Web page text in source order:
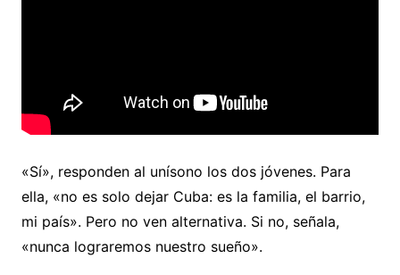
«Sí», responden al unísono los dos jóvenes. Para
ella, «no es solo dejar Cuba: es la familia, el barrio,
mi país». Pero no ven alternativa. Si no, señala,
«nunca lograremos nuestro sueño».